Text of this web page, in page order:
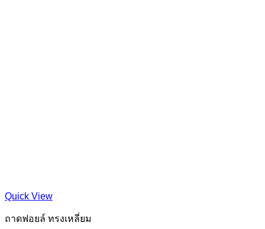
Quick View
ถาดฟอยล์ ทรงเหลี่ยม